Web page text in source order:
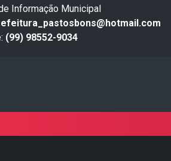
Informação Municipal
(99) 98552-9034